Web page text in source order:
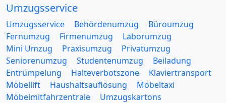
Umzugsservice
Umzugsservice Behördenumzug
Büroumzug
Fernumzug
Firmenumzug
Laborumzug
Mini Umzug
Praxisumzug
Privatumzug
Seniorenumzug
Studentenumzug
Beiladung
Entrümpelung
Halteverbotszone
Klaviertransport
Möbellift
Haushaltsauflösung
Möbeltaxi
Möbelmitfahrzentrale
Umzugskartons